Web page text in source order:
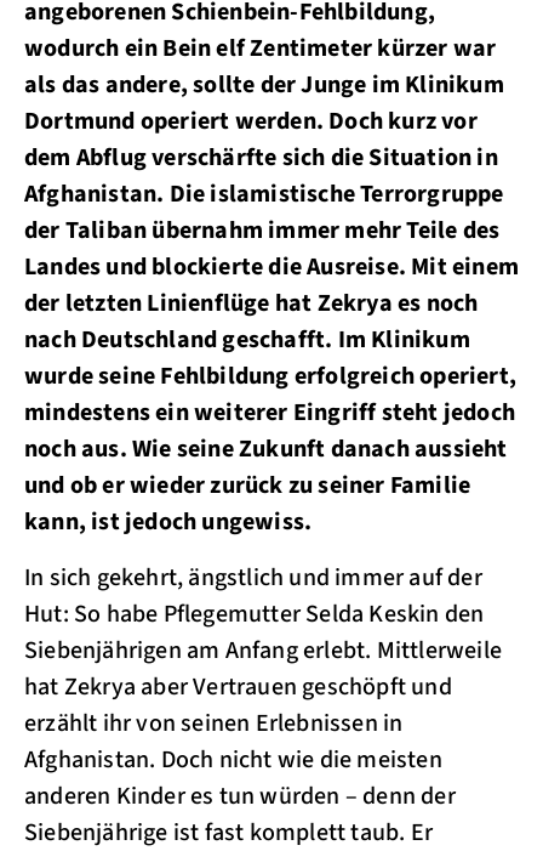
angeborenen Schienbein-Fehlbildung,
wodurch ein Bein elf Zentimeter kürzer war
als das andere, sollte der Junge im Klinikum
Dortmund operiert werden. Doch kurz vor
dem Abflug verschärfte sich die Situation in
Afghanistan. Die islamistische Terrorgruppe
der Taliban übernahm immer mehr Teile des
Landes und blockierte die Ausreise. Mit einem
der letzten Linienflüge hat Zekrya es noch
nach Deutschland geschafft. Im Klinikum
wurde seine Fehlbildung erfolgreich operiert,
mindestens ein weiterer Eingriff steht jedoch
noch aus. Wie seine Zukunft danach aussieht
und ob er wieder zurück zu seiner Familie
kann, ist jedoch ungewiss.
In sich gekehrt, ängstlich und immer auf der
Hut: So habe Pflegemutter Selda Keskin den
Siebenjährigen am Anfang erlebt. Mittlerweile
hat Zekrya aber Vertrauen geschöpft und
erzählt ihr von seinen Erlebnissen in
Afghanistan. Doch nicht wie die meisten
anderen Kinder es tun würden – denn der
Siebenjährige ist fast komplett taub. Er